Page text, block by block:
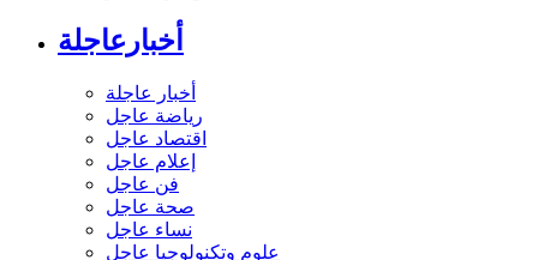
أخبارعاجلة
أخبار عاجلة
رياضة عاجل
اقتصاد عاجل
إعلام عاجل
فن عاجل
صحة عاجل
نساء عاجل
علوم وتكنولوجيا عاجل